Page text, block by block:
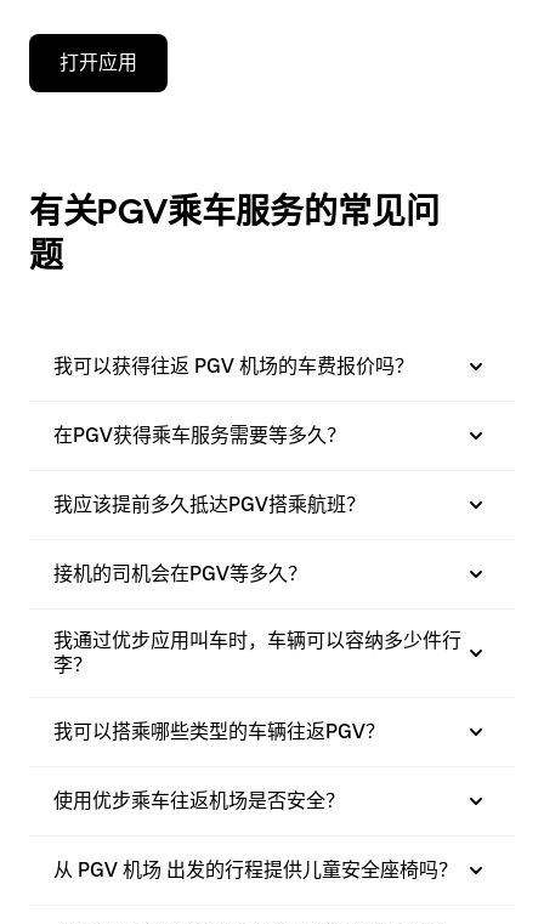
打开应用
有关PGV乘车服务的常见问
题
我可以获得往返 PGV 机场的车费报价吗？
在PGV获得乘车服务需要等多久？
我应该提前多久抵达PGV搭乘航班？
接机的司机会在PGV等多久？
我通过优步应用叫车时，车辆可以容纳多少件行
李？
我可以搭乘哪些类型的车辆往返PGV？
使用优步乘车往返机场是否安全？
从 PGV 机场 出发的行程提供儿童安全座椅吗？